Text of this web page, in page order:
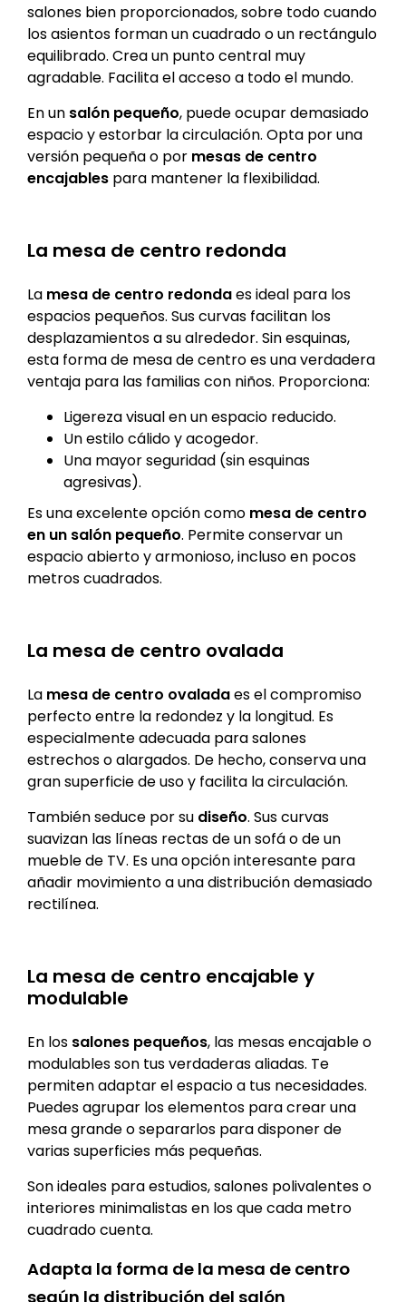
salones bien proporcionados, sobre todo cuando
los asientos forman un cuadrado o un rectángulo
equilibrado. Crea un punto central muy
agradable. Facilita el acceso a todo el mundo.
En un salón pequeño, puede ocupar demasiado
espacio y estorbar la circulación. Opta por una
versión pequeña o por mesas de centro
encajables para mantener la flexibilidad.
La mesa de centro redonda
La mesa de centro redondaes ideal para los
espacios pequeños. Sus curvas facilitan los
desplazamientos a su alrededor. Sin esquinas,
esta forma de mesa de centro es una verdadera
ventaja para las familias con niños. Proporciona:
Ligereza visual en un espacio reducido.
Un estilo cálido y acogedor.
Una mayor seguridad (sin esquinas
agresivas).
Es una excelente opción como mesa de centro
en un salón pequeño. Permite conservar un
espacio abierto y armonioso, incluso en pocos
metros cuadrados.
La mesa de centro ovalada
La mesa de centro ovaladaes el compromiso
perfecto entre la redondez y la longitud. Es
especialmente adecuada para salones
estrechos o alargados. De hecho, conserva una
gran superficie de uso y facilita la circulación.
También seduce por su diseño. Sus curvas
suavizan las líneas rectas de un sofá o de un
mueble de TV. Es una opción interesante para
añadir movimiento a una distribución demasiado
rectilínea.
La mesa de centro encajable y
modulable
En los salones pequeños, las mesas encajable o
modulables son tus verdaderas aliadas. Te
permiten adaptar el espacio a tus necesidades.
Puedes agrupar los elementos para crear una
mesa grande o separarlos para disponer de
varias superficies más pequeñas.
Son ideales para estudios, salones polivalentes o
interiores minimalistas en los que cada metro
cuadrado cuenta.
Adapta la forma de la mesa de centro
según la distribución del salón